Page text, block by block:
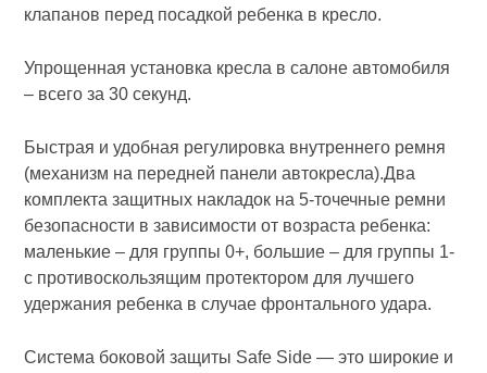
клапанов перед посадкой ребенка в кресло.
Упрощенная установка кресла в салоне автомобиля
– всего за 30 секунд.
Быстрая и удобная регулировка внутреннего ремня
(механизм на передней панели автокресла).Два
комплекта защитных накладок на 5-точечные ремни
безопасности в зависимости от возраста ребенка:
маленькие – для группы 0+, большие – для группы 1-
с противоскользящим протектором для лучшего
удержания ребенка в случае фронтального удара.
Система боковой защиты Safe Side — это широкие и